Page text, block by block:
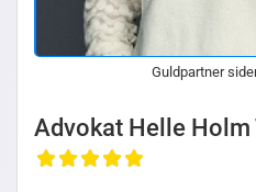
Guldpartner
Advokat Helle Holm